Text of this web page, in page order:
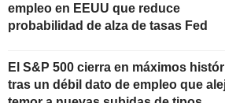
empleo en EEUU que reduce
probabilidad de alza de tasas Fed
El S&P 500 cierra en máximos
tras un débil dato de empleo que